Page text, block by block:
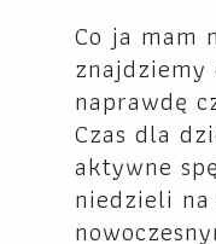
Co ja mam
naprawdę
Czas dla
aktywne
niedzieli